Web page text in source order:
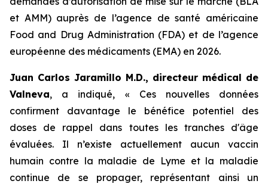
et AMM) auprès de l’agence de santé américaine
Food and Drug Administration (FDA) et de l’agence
européenne des médicaments (EMA) en 2026.
Juan Carlos Jaramillo M.D., directeur médical de
Valneva, a indiqué, « Ces nouvelles données
confirment davantage le bénéfice potentiel des
doses de rappel dans toutes les tranches d'âge
évaluées. Il n’existe actuellement aucun vaccin
humain contre la maladie de Lyme et la maladie
continue de se propager, représentant ainsi un